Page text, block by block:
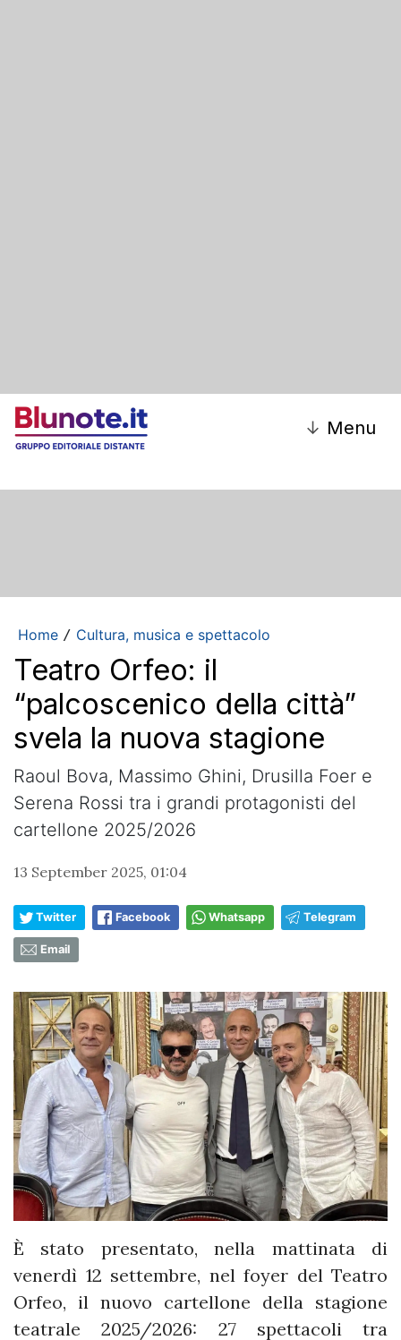
↓ Menu
Home / Cultura, musica e spettacolo
Teatro Orfeo: il
“palcoscenico della città”
svela la nuova stagione
Raoul Bova, Massimo Ghini, Drusilla Foer e
Serena Rossi tra i grandi protagonisti del
cartellone 2025/2026
13 September 2025, 01:04
Twitter Facebook Whatsapp Telegram
Email
È stato presentato, nella mattinata di
venerdì 12 settembre, nel foyer del Teatro
Orfeo, il nuovo cartellone della stagione
teatrale 2025/2026: 27 spettacoli tra